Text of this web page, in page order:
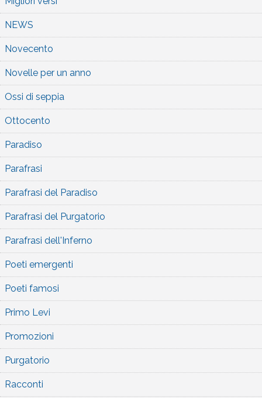
NEWS
Novecento
Novelle per un anno
Ossi di seppia
Ottocento
Paradiso
Parafrasi
Parafrasi del Paradiso
Parafrasi del Purgatorio
Parafrasi dell'Inferno
Poeti emergenti
Poeti famosi
Primo Levi
Promozioni
Purgatorio
Racconti